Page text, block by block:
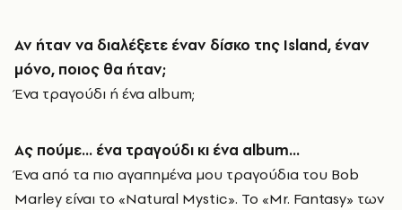
Αν ήταν να διαλέξετε έναν δίσκο της Island, έναν
μόνο, ποιος θα ήταν;
Ένα τραγούδι ή ένα album;
Ας πούμε… ένα τραγούδι κι ένα album…
Ένα από τα πιο αγαπημένα μου τραγούδια του Bob
Marley είναι το «Natural Mystic». To «Mr. Fantasy» των